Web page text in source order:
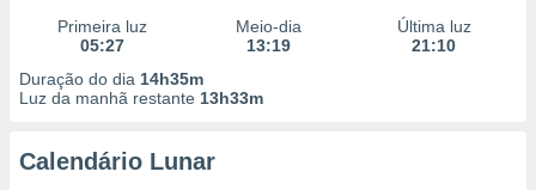
Primeira luz
05:27
Meio-dia
13:19
Última luz
21:10
Duração do dia 14h35m
Luz da manhã restante 13h33m
Calendário Lunar